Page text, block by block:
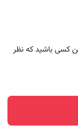
کسی باشید که نظر